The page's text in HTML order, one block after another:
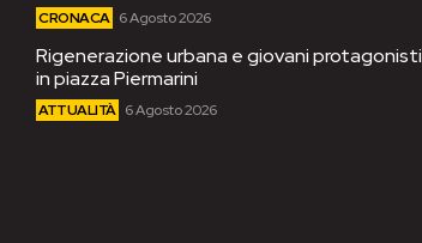
CRONACA 6 Agosto 2026
Rigenerazione urbana e giovani protagonisti
in piazza Piermarini
ATTUALITÀ 6 Agosto 2026